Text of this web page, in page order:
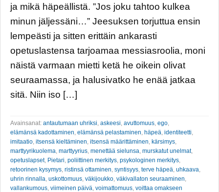
ja mikä häpeällistä. ”Jos joku tahtoo kulkea
minun jäljessäni…” Jeesuksen torjuttua ensin
lempeästi ja sitten erittäin ankarasti
opetuslastensa tarjoamaa messiasroolia, moni
näistä varmaan mietti ketä he oikein olivat
seuraamassa, ja halusivatko he enää jatkaa
sitä. Niin iso […]
Avainsanat: antautumaan uhriksi, askeesi, avuttomuus, ego,
elämänsä kadottaminen, elämänsä pelastaminen, häpeä, identiteetti,
imitaatio, itsensä kieltäminen, itsensä määrittäminen, kärsimys,
marttyyrikuolema, marttyyrius, menettää sielunsa, murskatut unelmat,
opetuslapset, Pietari, poliittinen merkitys, psykologinen merkitys,
retoorinen kysymys, ristinsä ottaminen, syntisyys, terve häpeä, uhkaava,
uhrin rinnalla, uskottomuus, väkijoukko, väkivallaton seuraaminen,
vallankumous, viimeinen päivä, voimattomuus, voittaa omakseen